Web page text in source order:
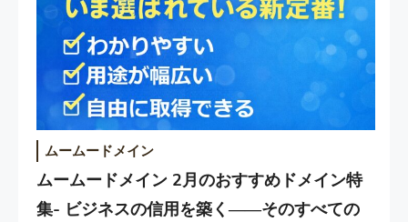
ムームードメイン
ムームードメイン 2月のおすすめドメイン特
集- ビジネスの信用を築く――そのすべての